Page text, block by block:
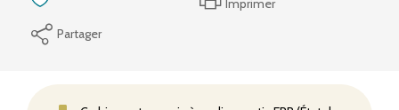
Imprimer
Partager